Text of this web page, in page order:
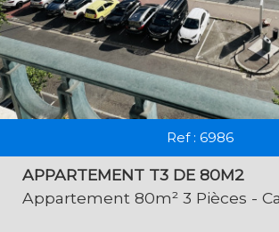
Ref : 6986
APPARTEMENT T3 DE 80M2
Appartement 80m² 3 Pièces -